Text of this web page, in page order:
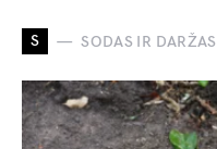
S SODAS IR DARŽAS